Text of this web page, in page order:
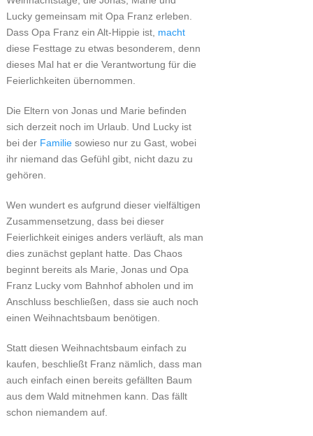
Lucky gemeinsam mit Opa Franz erleben.
Dass Opa Franz ein Alt-Hippie ist, macht
diese Festtage zu etwas besonderem, denn
dieses Mal hat er die Verantwortung für die
Feierlichkeiten übernommen.
Die Eltern von Jonas und Marie befinden
sich derzeit noch im Urlaub. Und Lucky ist
bei der Familiesowieso nur zu Gast, wobei
ihr niemand das Gefühl gibt, nicht dazu zu
gehören.
Wen wundert es aufgrund dieser vielfältigen
Zusammensetzung, dass bei dieser
Feierlichkeit einiges anders verläuft, als man
dies zunächst geplant hatte. Das Chaos
beginnt bereits als Marie, Jonas und Opa
Franz Lucky vom Bahnhof abholen und im
Anschluss beschließen, dass sie auch noch
einen Weihnachtsbaum benötigen.
Statt diesen Weihnachtsbaum einfach zu
kaufen, beschließt Franz nämlich, dass man
auch einfach einen bereits gefällten Baum
aus dem Wald mitnehmen kann. Das fällt
schon niemandem auf.